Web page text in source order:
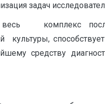
задач
комплекс
культуры,
средству